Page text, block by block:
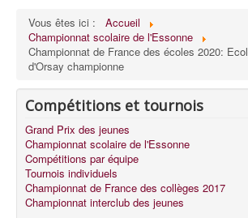
Vous êtes ici :
Accueil
Championnat scolaire de l'Essonne
Championnat de France des écoles 2020:
d'Orsay championne
Compétitions et tournois
Grand Prix des jeunes
Championnat scolaire de l'Essonne
Compétitions par équipe
Tournois individuels
Championnat de France des collèges 2017
Championnat interclub des jeunes